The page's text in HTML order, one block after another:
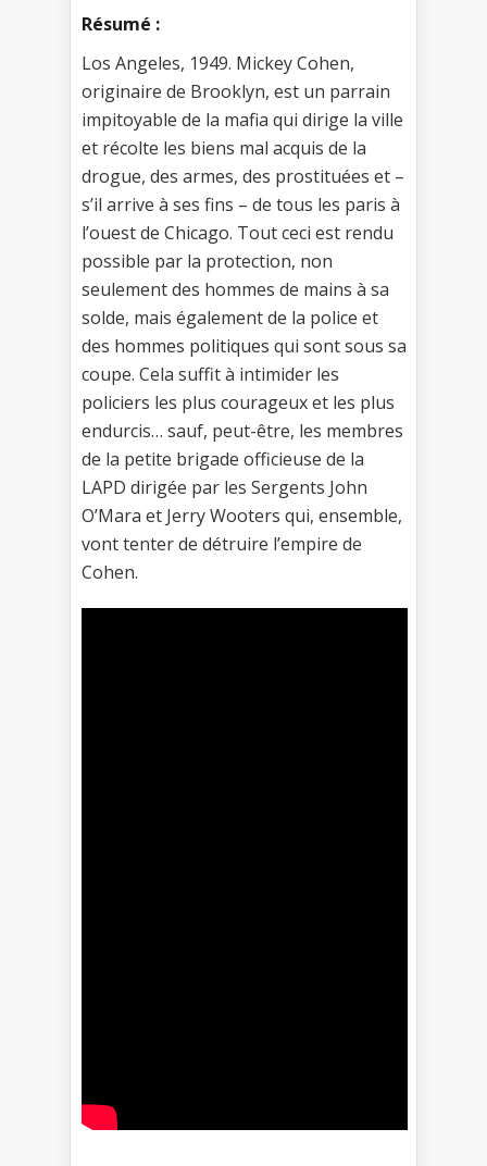
Résumé :
Los Angeles, 1949. Mickey Cohen,
originaire de Brooklyn, est un parrain
impitoyable de la mafia qui dirige la ville
et récolte les biens mal acquis de la
drogue, des armes, des prostituées et –
s’il arrive à ses fins – de tous les paris à
l’ouest de Chicago. Tout ceci est rendu
possible par la protection, non
seulement des hommes de mains à sa
solde, mais également de la police et
des hommes politiques qui sont sous sa
coupe. Cela suffit à intimider les
policiers les plus courageux et les plus
endurcis… sauf, peut-être, les membres
de la petite brigade officieuse de la
LAPD dirigée par les Sergents John
O’Mara et Jerry Wooters qui, ensemble,
vont tenter de détruire l’empire de
Cohen.